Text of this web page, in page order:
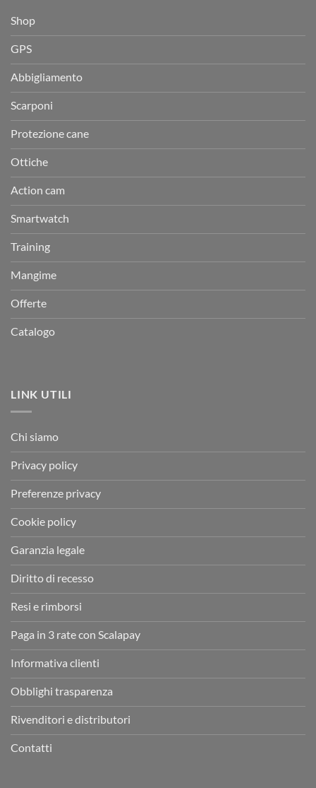
Shop
GPS
Abbigliamento
Scarponi
Protezione cane
Ottiche
Action cam
Smartwatch
Training
Mangime
Offerte
Catalogo
LINK UTILI
Chi siamo
Privacy policy
Preferenze privacy
Cookie policy
Garanzia legale
Diritto di recesso
Resi e rimborsi
Paga in 3 rate con Scalapay
Informativa clienti
Obblighi trasparenza
Rivenditori e distributori
Contatti